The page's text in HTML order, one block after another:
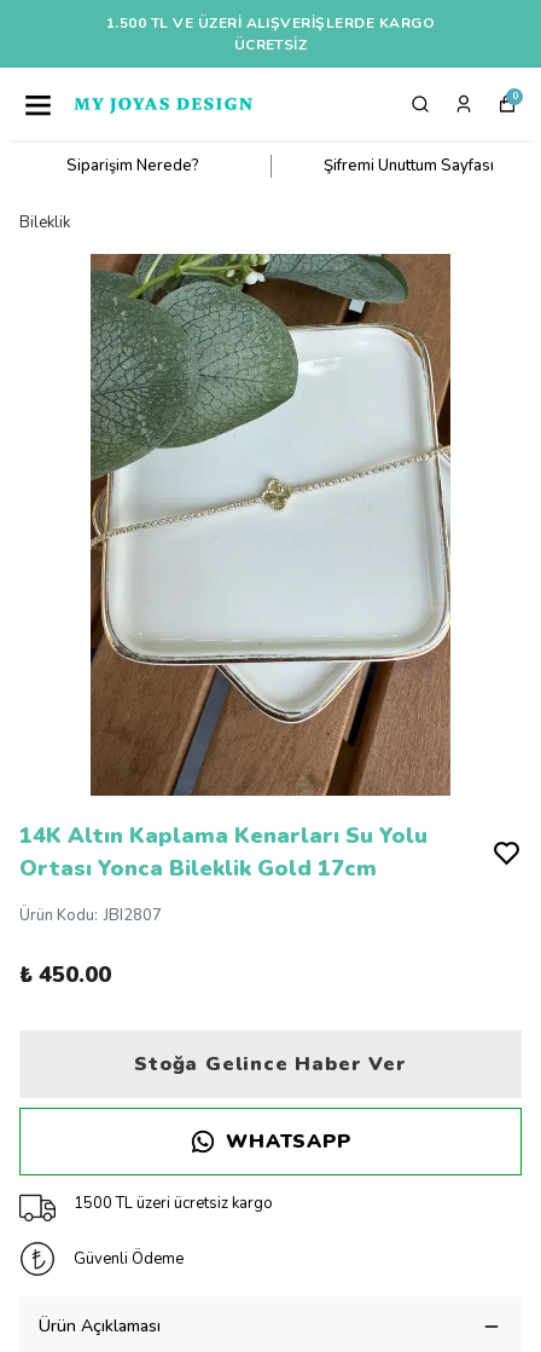
1.500 TL VE ÜZERI ALIŞVERIŞLERDE KARGO
ÜCRETSİZ
0
Siparişim Nerede? Şifremi Unuttum Sayfası
Bileklik
14K Altın Kaplama Kenarları Su Yolu
Ortası Yonca Bileklik Gold 17cm
Ürün Kodu: JBI2807
₺ 450.00
Stoğa Gelince Haber Ver
WHATSAPP
1500 TL üzeri ücretsiz kargo
Güvenli Ödeme
Ürün Açıklaması